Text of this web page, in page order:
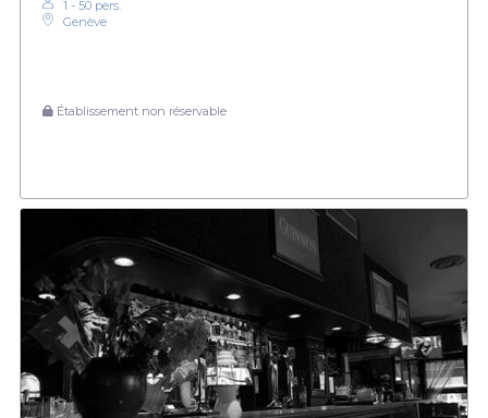
1 - 50 pers.
Genève
Établissement non réservable